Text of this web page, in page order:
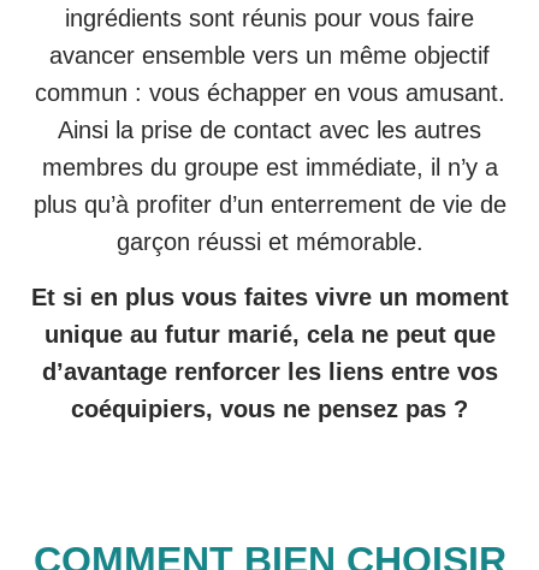
ingrédients sont réunis pour vous faire
avancer ensemble vers un même objectif
commun : vous échapper en vous amusant.
Ainsi la prise de contact avec les autres
membres du groupe est immédiate, il n’y a
plus qu’à profiter d’un enterrement de vie de
garçon réussi et mémorable.
Et si en plus vous faites vivre un moment
unique au futur marié, cela ne peut que
d’avantage renforcer les liens entre vos
coéquipiers, vous ne pensez pas ?
COMMENT BIEN CHOISIR